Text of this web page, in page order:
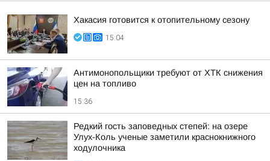
Хакасия готовится к отопительному сезону
15:04
Антимонопольщики требуют от ХТК снижения
цен на топливо
15:36
Редкий гость заповедных степей: на озере
Улух-Коль ученые заметили краснокнижного
ходулочника